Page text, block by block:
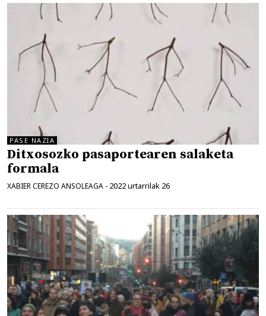
PASE NAZIA
Ditxosozko pasaportearen salaketa
formala
XABIER CEREZO ANSOLEAGA - 2022 urtarrilak 26